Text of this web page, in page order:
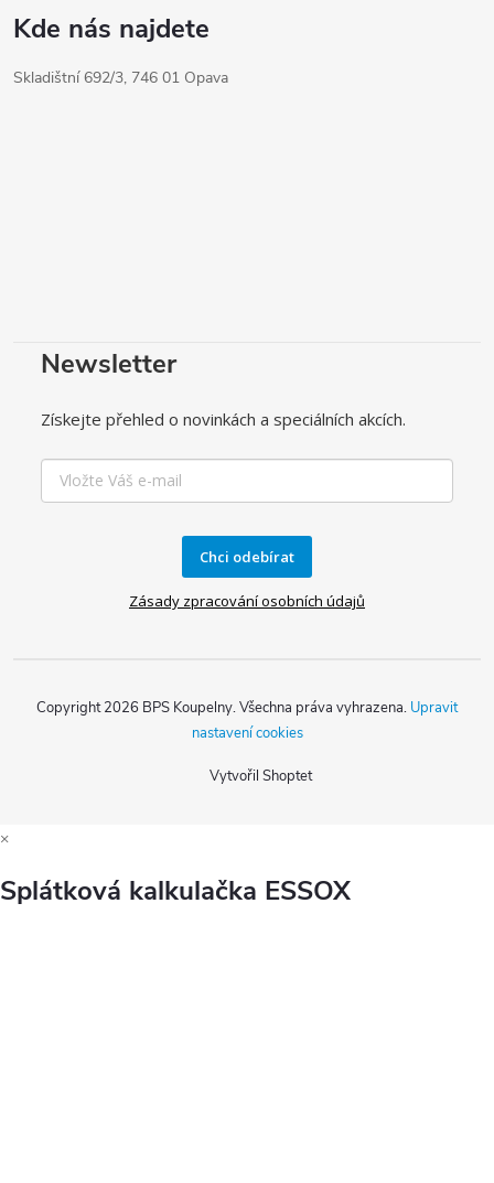
Kde nás najdete
Skladištní 692/3, 746 01 Opava
Newsletter
Získejte přehled o novinkách a speciálních akcích.
Chci odebírat
Zásady zpracování osobních údajů
Vytvořil Shoptet
Copyright 2026 BPS Koupelny. Všechna práva vyhrazena. Upravit
nastavení cookies
×
Splátková kalkulačka ESSOX